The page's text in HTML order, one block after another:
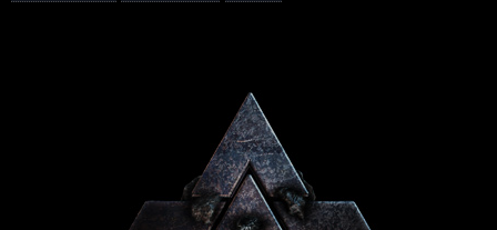
Powered By :